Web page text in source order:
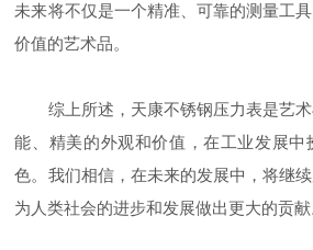
未来将不仅是一个精准、可靠的测量工
价值的艺术品。
综上所述，天康不锈钢压力表是艺术
能、精美的外观和价值，在工业发展中
色。我们相信，在未来的发展中，将继
为人类社会的进步和发展做出更大的贡献